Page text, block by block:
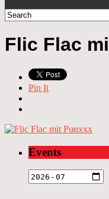
Flic Flac
Pin It
Events